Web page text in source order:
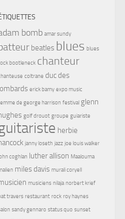
bomb amar sundy
beatles blues blues
bootleneck chanteur
coltrane duc des
erick bamy expo music
de george harrison festival glenn
golf drouot groupe guiariste
herbie
janny loseth jazz joe louis walker
coghlan luther allison Maalouma
miles davis murali coryell
musiciens nilaja norbert krief
travers restaurant rock roy haynes
sandy gennaro status quo sunset